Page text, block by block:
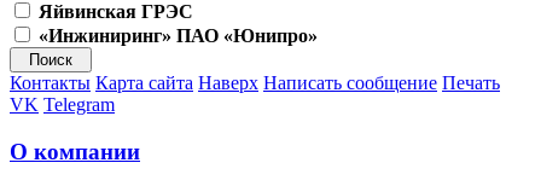
Яйвинская ГРЭС
«Инжиниринг» ПАО «Юнипро»
Контакты Карта сайта Наверх Написать сообщение Печать
VK Telegram
О компании